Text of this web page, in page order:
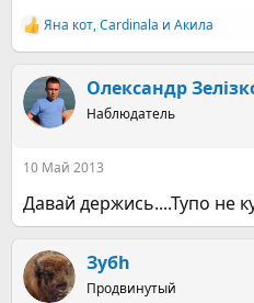
Р
е
к
ц
и
Яна кот,Cardinala и Акила
Олександр
Наблюдатель
10 Май 2013
Давай держись....Тупо не
Зубh
Продвинутый